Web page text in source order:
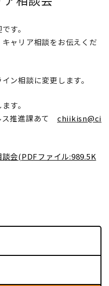
す。
ャリア相談をお伝えくだ
ン相談に変更します。
す。
ス推進課あて chiikisn@ci
会(PDFファイル:989.5K